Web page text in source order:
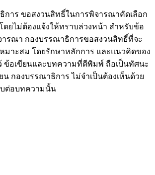
ขอสงวนสิทธิ์ในการพิจารณาคัดเลือก
ยไม่ต้องแจ้งให้ทราบล่วงหน้า สำหรับข้อ
ารณา กองบรรณาธิการขอสงวนสิทธิ์ที่จะ
หมาะสม โดยรักษาหลักการ และแนวคิดของ
ข้อเขียนและบทความที่ตีพิมพ์ ถือเป็นทัศนะ
กองบรรณาธิการ ไม่จำเป็นต้องเห็นด้วย
ต่อบทความนั้น